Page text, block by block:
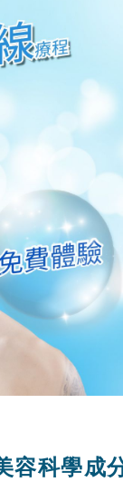
容科學成